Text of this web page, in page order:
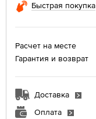
Быстрая покупка
Расчет на месте
Гарантия и возврат
Доставка
Оплата